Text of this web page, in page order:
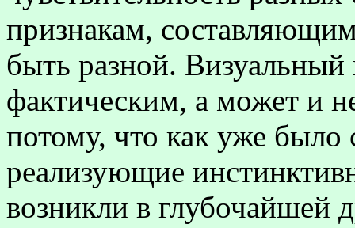
признакам,
быть разной. Визуальный
фактическим, а может и
потому, что как уже было
реализующие
возникли в глубочайшей